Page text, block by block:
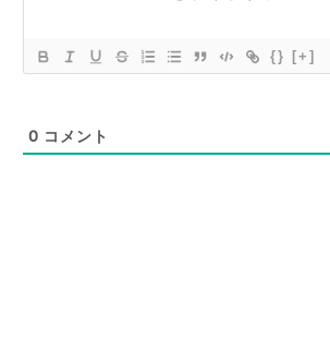
{} [+]
0 コメント